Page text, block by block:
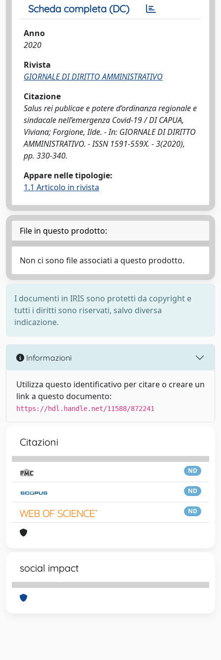
Scheda completa (DC)
Anno
2020
Rivista
GIORNALE DI DIRITTO AMMINISTRATIVO
Citazione
Salus rei publicae e potere d’ordinanza regionale e
sindacale nell’emergenza Covid-19 / DI CAPUA,
Viviana; Forgione, Ilde. - In: GIORNALE DI DIRITTO
AMMINISTRATIVO. - ISSN 1591-559X. - 3(2020),
pp. 330-340.
Appare nelle tipologie:
1.1 Articolo in rivista
File in questo prodotto:
Non ci sono file associati a questo prodotto.
I documenti in IRIS sono protetti da copyright e
tutti i diritti sono riservati, salvo diversa
indicazione.
Informazioni
Utilizza questo identificativo per citare o creare un
link a questo documento:
https://hdl.handle.net/11588/872241
Citazioni
ND
ND
ND
social impact